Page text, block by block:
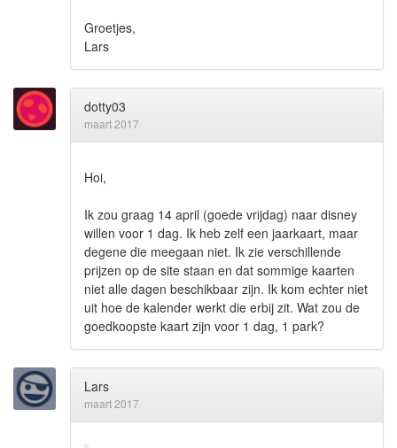
Groetjes,
Lars
dotty03
maart 2017
Hoi,
Ik zou graag 14 april (goede vrijdag) naar disney
willen voor 1 dag. Ik heb zelf een jaarkaart, maar
degene die meegaan niet. Ik zie verschillende
prijzen op de site staan en dat sommige kaarten
niet alle dagen beschikbaar zijn. Ik kom echter niet
uit hoe de kalender werkt die erbij zit. Wat zou de
goedkoopste kaart zijn voor 1 dag, 1 park?
Lars
maart 2017